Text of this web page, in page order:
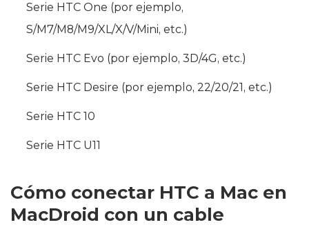
Serie HTC One (por ejemplo,
S/M7/M8/M9/XL/X/V/Mini, etc.)
Serie HTC Evo (por ejemplo, 3D/4G, etc.)
Serie HTC Desire (por ejemplo, 22/20/21, etc.)
Serie HTC 10
Serie HTC U11
Cómo conectar HTC a Mac en
MacDroid con un cable